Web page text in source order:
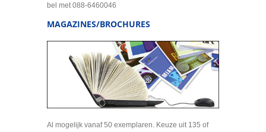
bel met 088-6460046
MAGAZINES/BROCHURES
Al mogelijk vanaf 50 exemplaren. Keuze uit 135 of